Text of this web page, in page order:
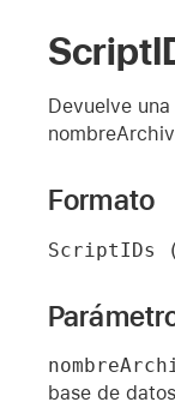
Devuelve
Formato
ScriptIDs
base de